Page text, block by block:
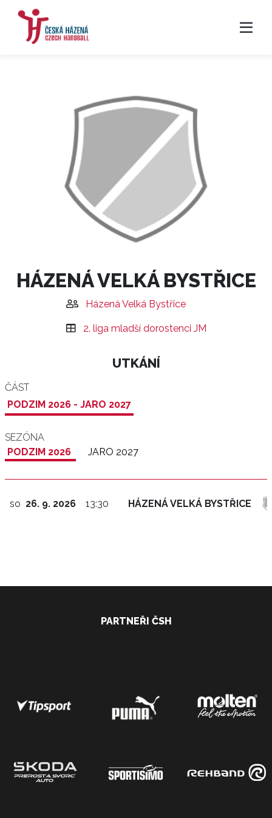
HÁZENÁ VELKÁ BYSTŘICE
Házená Velká Bystřice
2. liga mladší dorostenci JM
UTKÁNÍ
ČÁST
PODZIM 2026 - JARO 2027
SEZÓNA
PODZIM 2026
JARO 2027
so 26. 9. 2026 13:30 HÁZENÁ VELKÁ BYSTŘICE
PARTNEŘI ČSH